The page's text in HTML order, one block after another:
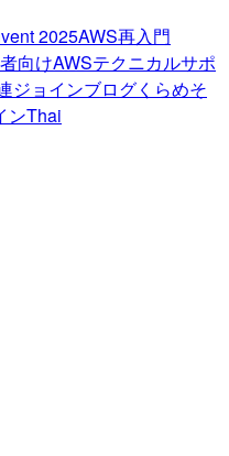
2025AWS再入門
向けAWSテクニカルサポ
ジョインブログくらめそ
ンThai